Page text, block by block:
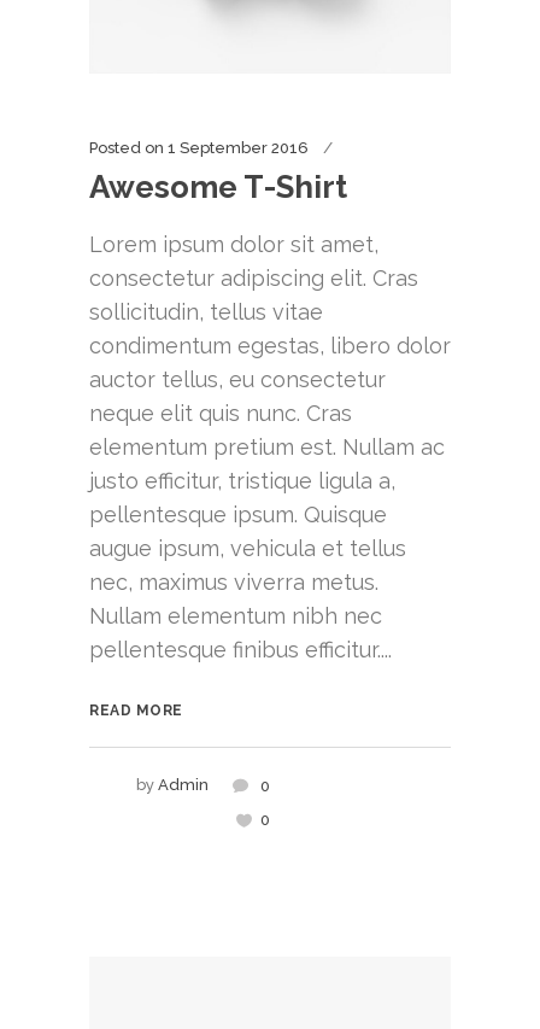
Posted on 1 September 2016
Awesome T-Shirt
Lorem ipsum dolor sit amet,
consectetur adipiscing elit. Cras
sollicitudin, tellus vitae
condimentum egestas, libero dolor
auctor tellus, eu consectetur
neque elit quis nunc. Cras
elementum pretium est. Nullam ac
justo efficitur, tristique ligula a,
pellentesque ipsum. Quisque
augue ipsum, vehicula et tellus
nec, maximus viverra metus.
Nullam elementum nibh nec
pellentesque finibus efficitur....
READ MORE
by Admin
0
0